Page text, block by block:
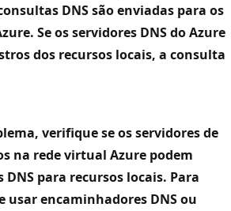
DNS são enviadas para os
Se os servidores DNS do Azure
dos recursos locais, a consulta
verifique se os servidores de
na rede virtual Azure podem
para recursos locais. Para
usar encaminhadores DNS ou